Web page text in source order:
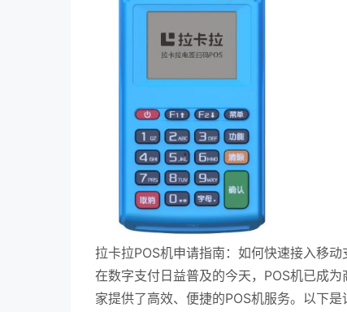
拉卡拉POS机申请指南：如何快速接入移动
在数字支付日益普及的今天，POS机已成
家提供了高效、便捷的POS机服务。以下